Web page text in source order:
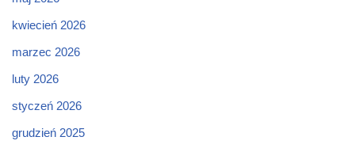
kwiecień 2026
marzec 2026
luty 2026
styczeń 2026
grudzień 2025